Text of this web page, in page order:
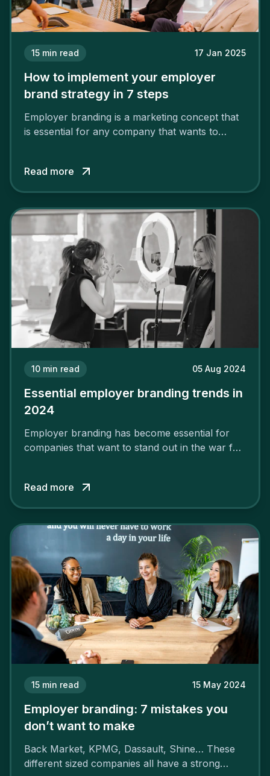
15 min read 17 Jan 2025
How to implement your employer
brand strategy in 7 steps
Employer branding is a marketing concept that
is essential for any company that wants to
solid and positive employer brand are clear, you
cannot simply wave a magic wand for it to be
Read more
10 min read 05 Aug 2024
Essential employer branding trends in
2024
Employer branding has become essential for
companies that want to stand out in the war for
attract the best profiles.
Read more
15 min read 15 May 2024
Employer branding: 7 mistakes you
don’t want to make
Back Market, KPMG, Dassault, Shine… These
different sized companies all have a strong